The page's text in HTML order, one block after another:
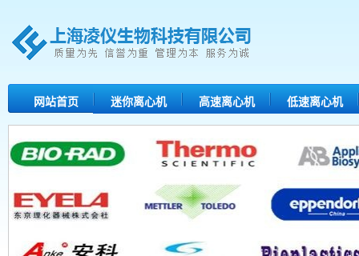
网站首页 迷你离心机 高速离心机 低速离心机